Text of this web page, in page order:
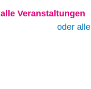
alle Veranstaltungen
oder